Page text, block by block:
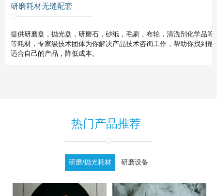
研磨耗材无缝配套
提供研磨盘，抛光盘，研磨石，砂纸，毛刷，布轮，清洗剂化学品等
等耗材，专家级技术团体为你解决产品技术咨询工作，帮助你找到最
适合自己的产品，降低成本。
热门产品推荐
研磨/抛光耗材 研磨设备